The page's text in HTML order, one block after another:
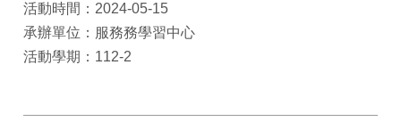
活動時間：2024-05-15
承辦單位：服務務學習中心
活動學期：112-2